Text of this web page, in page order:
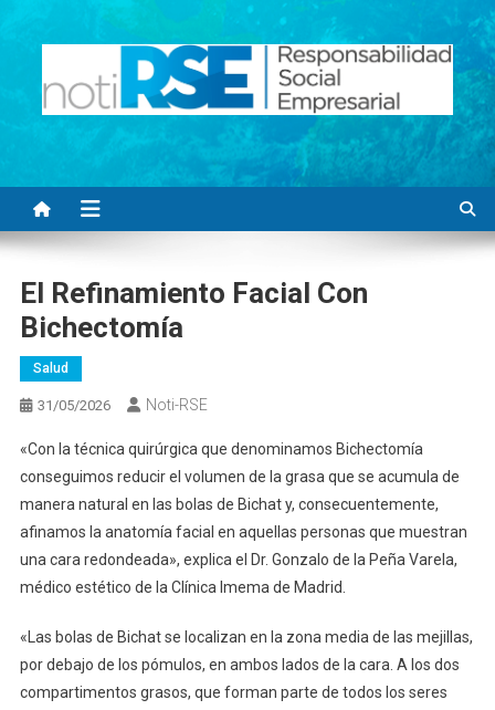
Noti RSE
Noticias con sentido responsable
El Refinamiento Facial Con
Bichectomía
Salud
31/05/2026 Noti-RSE
«Con la técnica quirúrgica que denominamos Bichectomía
conseguimos reducir el volumen de la grasa que se acumula de
manera natural en las bolas de Bichat y, consecuentemente,
afinamos la anatomía facial en aquellas personas que muestran
una cara redondeada», explica el Dr. Gonzalo de la Peña Varela,
médico estético de la Clínica Imema de Madrid.
«Las bolas de Bichat se localizan en la zona media de las mejillas,
por debajo de los pómulos, en ambos lados de la cara. A los dos
compartimentos grasos, que forman parte de todos los seres